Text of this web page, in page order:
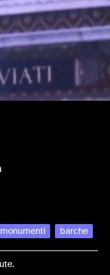
monumenti barche